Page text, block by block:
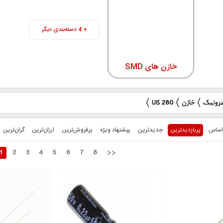
خازن های SMD
(0805)
+ 4 دسته‌بندی دیگر
280 کالا
پربازدیدترین جدیدترین پیشنهاد ویژه پرفروش‌ترین‌ ارزان‌ترین گران‌ترین
2 3 4 5 6 7 8 >>